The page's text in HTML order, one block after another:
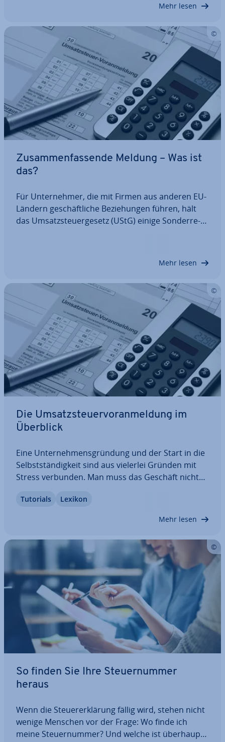
Mehr lesen
Zu­sam­men­fas­sen­de Meldung – Was ist
das?
Für Un­ter­neh­mer, die mit Firmen aus anderen EU-
Ländern ge­schäft­li­che Be­zie­hun­gen führen, hält
das Um­satz­steu­er­ge­setz (UStG) einige Son­der­re­
Mehr lesen
Die Um­satz­steu­er­vor­anmel­dung im
Überblick
Eine Un­ter­neh­mens­grün­dung und der Start in die
Selbst­stän­dig­keit sind aus vielerlei Gründen mit
Stress verbunden. Man muss das Geschäft nicht
es gilt auch, eine Menge Bü­ro­kra­tie zu erledigen.
Tutorials Lexikon
Mehr lesen
So finden Sie Ihre Steu­er­num­mer
heraus
Wenn die Steu­er­erklä­rung fällig wird, stehen nicht
wenige Menschen vor der Frage: Wo finde ich
meine Steu­er­num­mer? Und welche ist überhaupt